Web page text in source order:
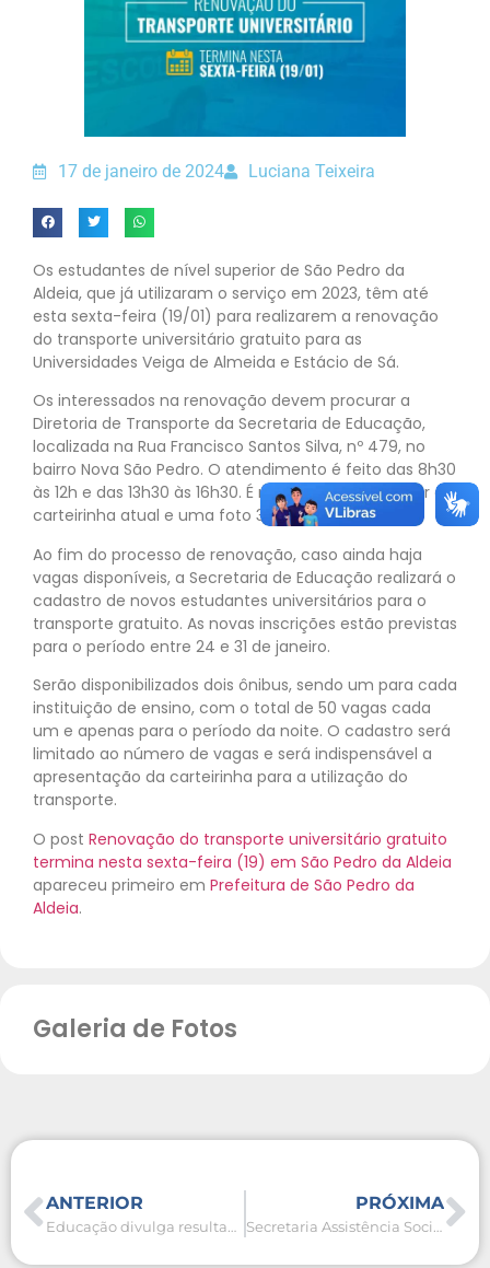
17 de janeiro de 2024 Luciana Teixeira
Os estudantes de nível superior de São Pedro da
Aldeia, que já utilizaram o serviço em 2023, têm até
esta sexta-feira (19/01) para realizarem a renovação
do transporte universitário gratuito para as
Universidades Veiga de Almeida e Estácio de Sá.
Os interessados na renovação devem procurar a
Diretoria de Transporte da Secretaria de Educação,
localizada na Rua Francisco Santos Silva, nº 479, no
bairro Nova São Pedro. O atendimento é feito das 8h30
às 12h e das 13h30 às 16h30. É necessário apresentar a
carteirinha atual e uma foto 3×4.
Ao fim do processo de renovação, caso ainda haja
vagas disponíveis, a Secretaria de Educação realizará o
cadastro de novos estudantes universitários para o
transporte gratuito. As novas inscrições estão previstas
para o período entre 24 e 31 de janeiro.
Serão disponibilizados dois ônibus, sendo um para cada
instituição de ensino, com o total de 50 vagas cada
um e apenas para o período da noite. O cadastro será
limitado ao número de vagas e será indispensável a
apresentação da carteirinha para a utilização do
transporte.
O post Renovação do transporte universitário gratuito
termina nesta sexta-feira (19) em São Pedro da Aldeia
apareceu primeiro em Prefeitura de São Pedro da
Aldeia.
Galeria de Fotos
ANTERIOR PRÓXIMA